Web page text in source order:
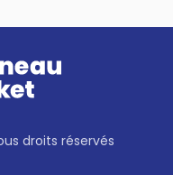
droits réservés